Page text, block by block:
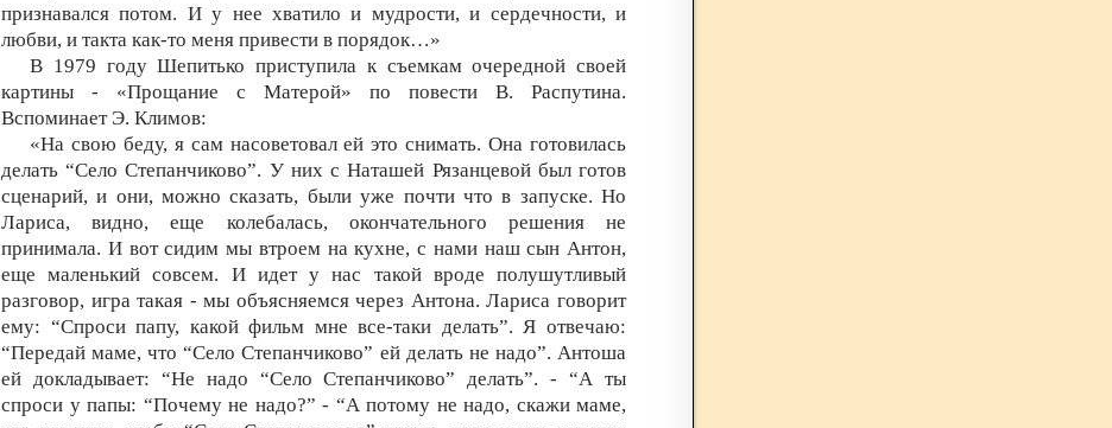
признавался потом. И у нее хватило и мудрости, и сердечности, и
любви, и такта как-то меня привести в порядок…»
В 1979 году Шепитько приступила к съемкам очередной своей
картины - «Прощание с Матерой» по повести В. Распутина.
Вспоминает Э. Климов:
«На свою беду, я сам насоветовал ей это снимать. Она готовилась
делать “Село Степанчиково”. У них с Наташей Рязанцевой был готов
сценарий, и они, можно сказать, были уже почти что в запуске. Но
Лариса, видно, еще колебалась, окончательного решения не
принимала. И вот сидим мы втроем на кухне, с нами наш сын Антон,
еще маленький совсем. И идет у нас такой вроде полушутливый
разговор, игра такая - мы объясняемся через Антона. Лариса говорит
ему: “Спроси папу, какой фильм мне все-таки делать”. Я отвечаю:
“Передай маме, что “Село Степанчиково” ей делать не надо”. Антоша
ей докладывает: “Не надо “Село Степанчиково” делать”. - “А ты
спроси у папы: “Почему не надо?” - “А потому не надо, скажи маме,